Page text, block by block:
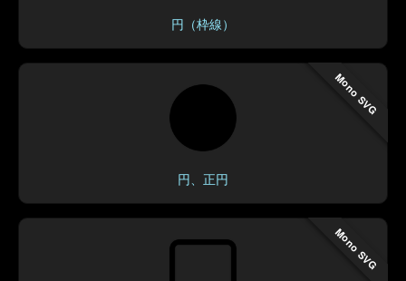
円（枠線）
Mono SVG
円、正円
Mono SVG